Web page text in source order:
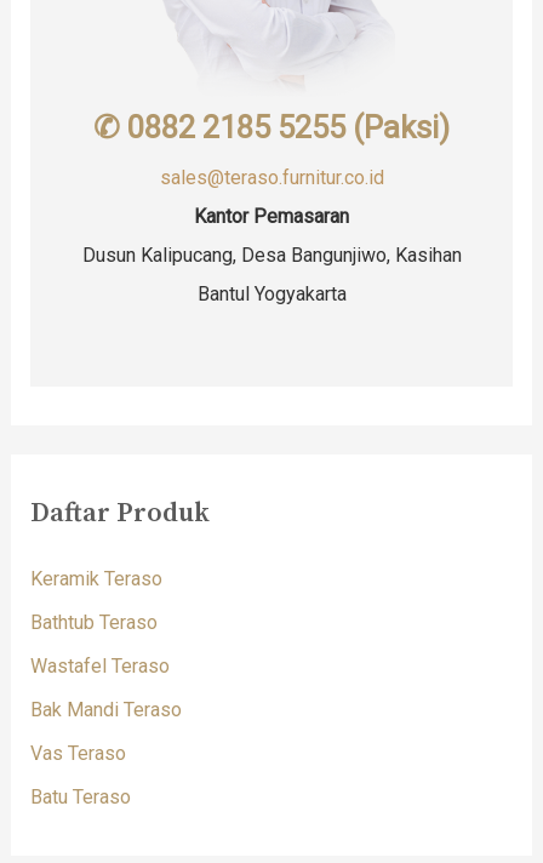
✆ 0882 2185 5255 (Paksi)
sales@teraso.furnitur.co.id
Kantor Pemasaran
Dusun Kalipucang, Desa Bangunjiwo, Kasihan
Bantul Yogyakarta
Daftar Produk
Keramik Teraso
Bathtub Teraso
Wastafel Teraso
Bak Mandi Teraso
Vas Teraso
Batu Teraso